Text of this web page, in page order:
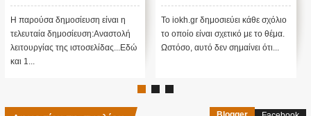
μας
είναι η
ιστοσελίδας...Εδώ
προβλέψεις του Edgar
Cayce (Video)
Το iokh.gr δημοσιεύει κάθε σχόλιο
το οποίο είναι σχετικό με το θέμα.
Ωστόσο, αυτό δεν σημαίνει ότι...
ΠΟΥΤΙΝ;
ΑΝΕΞΗΓΗΤΗ
ΥΠΕΡ ΤΟΥ
ΜΕΓΑΛΗ ΠΑΓΙΔΑ;